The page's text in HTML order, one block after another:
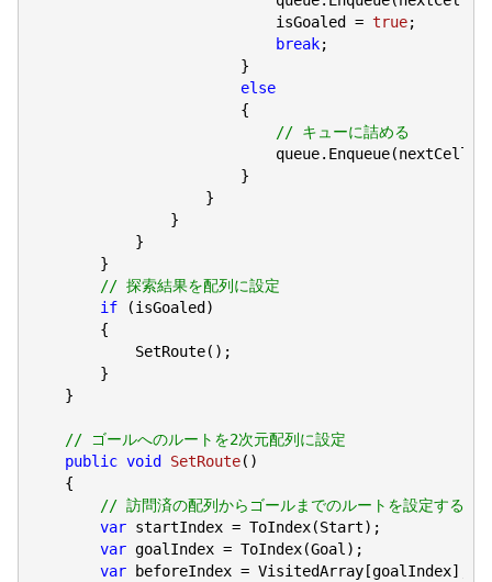
                            isGoaled =
true;
break;
                        }
else
                        {
// キューに詰める
                            queue.Enqueue(nextCell);
                        }
                    }
                }
            }
        }
// 探索結果を配列に設定
if (isGoaled)
        {
            SetRoute();
        }
    }
// ゴールへのルートを2次元配列に設定
public void SetRoute( )
{
// 訪問済の配列からゴールまでのルートを設定する
var startIndex = ToIndex(Start);
var goalIndex = ToIndex(Goal);
var beforeIndex = VisitedArray[goalIndex];